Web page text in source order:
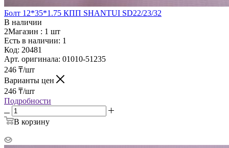
Болт 12*35*1.75 КПП SHANTUI SD22/23/32
В наличии
2Магазин : 1 шт
Есть в наличии: 1
Код: 20481
Арт. оригинала: 01010-51235
246 ₸/шт
Варианты цен
246 ₸/шт
Подробности
В корзину